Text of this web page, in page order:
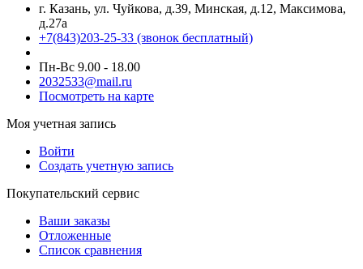
г. Казань, ул. Чуйкова, д.39, Минская, д.12, Максимова,
д.27а
+7(843)203-25-33 (звонок бесплатный)
Пн-Вс 9.00 - 18.00
2032533@mail.ru
Посмотреть на карте
Моя учетная запись
Войти
Создать учетную запись
Покупательский сервис
Ваши заказы
Отложенные
Список сравнения